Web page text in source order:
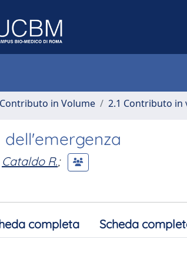
in Volume 2.1 Contributo in
Cataldo R.;
completa Scheda